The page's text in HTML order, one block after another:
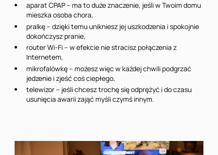
aparat CPAP – ma to duże znaczenie, jeśli w Twoim domu
mieszka osoba chora,
pralkę – dzięki temu unikniesz jej uszkodzenia i spokojnie
dokończysz pranie,
router Wi-Fi – w efekcie nie stracisz połączenia z
Internetem,
mikrofalówkę – możesz więc w każdej chwili podgrzać
jedzenie i zjeść coś ciepłego,
telewizor – jeśli chcesz trochę się odprężyć i do czasu
usunięcia awarii zająć myśli czymś innym.